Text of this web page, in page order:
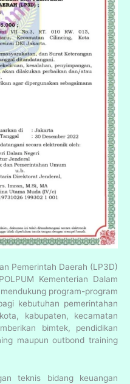
Pemerintah Daerah (LP3D)
Kementerian Dalam
program-program
kebutuhan pemerintahan
kabupaten, kecamatan
bimtek, pendidikan
maupun outbond training
teknis bidang keuangan